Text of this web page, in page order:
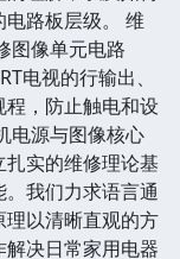
路板层级。 维
图像单元电路
电视的行输出、
，防止触电和设
电源与图像核心
实的维修理论基
我们力求语言通
以清晰直观的方
决日常家用电器